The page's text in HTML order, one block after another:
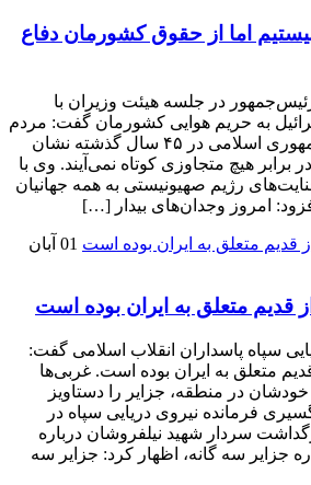
اما از حقوق کشورمان دفاع
در جلسه هیئت وزیران با
به حریم هوایی کشورمان گفت: مردم
عزیز ما و نظام جمهوری اسلامی در ۴۵ سال گذشته نشان
برابر هیچ متجاوزی کوتاه نمی‌آیند. وی با
رژیم صهیونیستی به همه جهانیان
امروز وجدان‌های بیدار […]
01 آبان
قدیم متعلق به ایران بوده است
سپاه پاسداران انقلاب اسلامی گفت:
متعلق به ایران بوده است. غربی‌ها
در منطقه، جزایر را دستاویز
فرمانده نیروی دریایی سپاه در
سردار شهید نیلفروشان درباره
جزایر سه گانه، اظهار کرد: جزایر سه